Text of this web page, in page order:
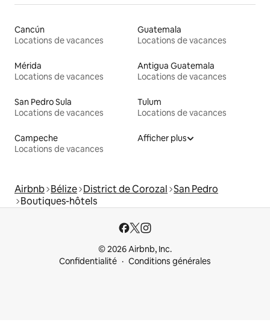
Cancún
Locations de vacances
Guatemala
Locations de vacances
Mérida
Locations de vacances
Antigua Guatemala
Locations de vacances
San Pedro Sula
Locations de vacances
Tulum
Locations de vacances
Campeche
Locations de vacances
Afficher plus
Airbnb Bélize District de Corozal San Pedro
Boutiques-hôtels
© 2026 Airbnb, Inc.
Confidentialité
Conditions générales